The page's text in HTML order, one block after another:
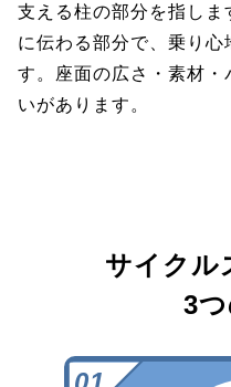
支える柱の部分を指し
に伝わる部分で、乗り心
す。座面の広さ・素材
いがあります。
サイクル
3